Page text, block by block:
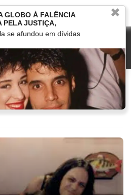
✖
GLOBO À FALÊNCIA
PELA JUSTIÇA,
se afundou em dívidas